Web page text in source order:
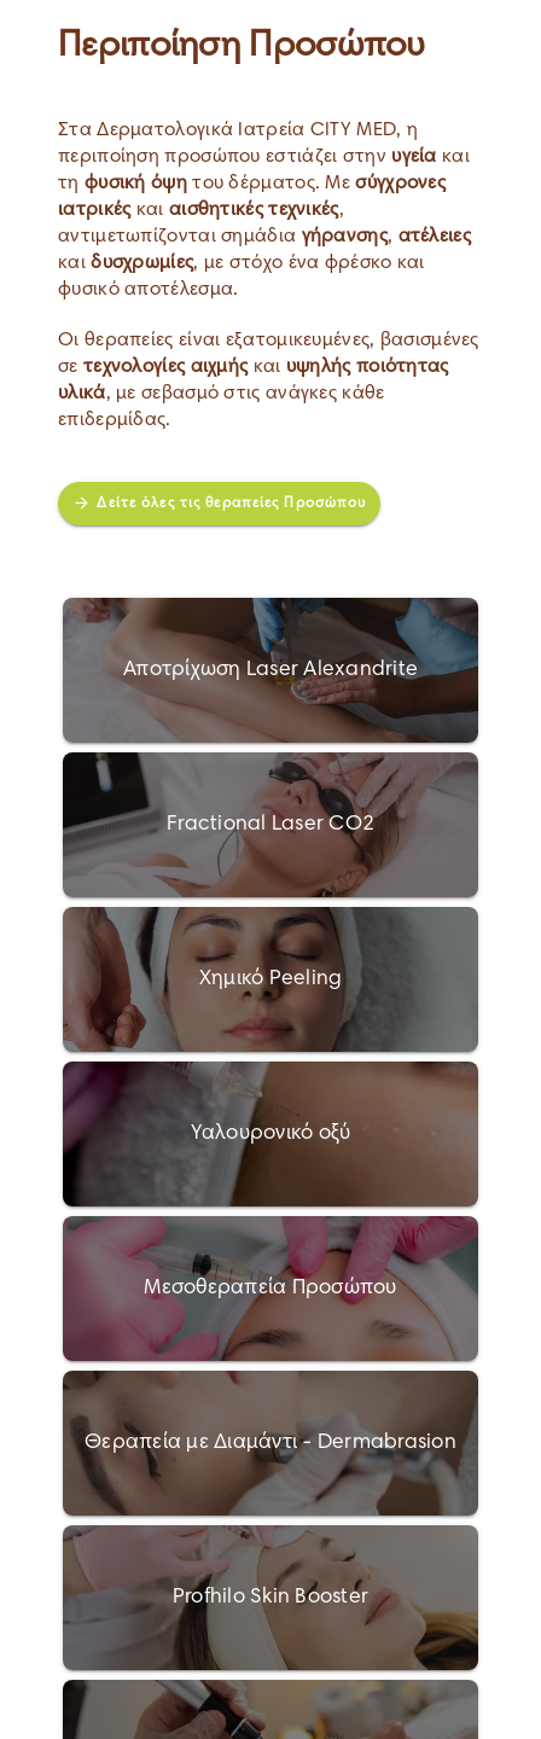
Αποτρίχωση Laser Alexandrite
Fractional Laser CO2
Χημικό Peeling
Yαλουρονικό οξύ
Μεσοθεραπεία Προσώπου
Θεραπεία με Διαμάντι - Dermabrasion
Profhilo Skin Booster
Περιποίηση Προσώπου
Στα Δερματολογικά Ιατρεία CITY MED, η
περιποίηση προσώπου εστιάζει στην υγεία και
τη φυσική όψητου δέρματος. Μεσύγχρονες
ιατρικέςκαι αισθητικές τεχνικές,
αντιμετωπίζονται σημάδια γήρανσης, ατέλειες
καιδυσχρωμίες, με στόχο ένα φρέσκο και
φυσικό αποτέλεσμα.
Οι θεραπείες είναι εξατομικευμένες, βασισμένες
σε τεχνολογίες αιχμήςκαι υψηλής ποιότητας
υλικά, με σεβασμό στις ανάγκες κάθε
επιδερμίδας.
Δείτε όλες τις θεραπείες Προσώπου